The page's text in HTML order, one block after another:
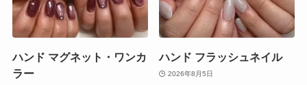
ハンド マグネット・ワンカ
ラー
ハンド フラッシュネイル
2026年8月5日